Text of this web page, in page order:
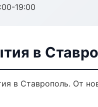
19:00
в
в Ставрополь. От